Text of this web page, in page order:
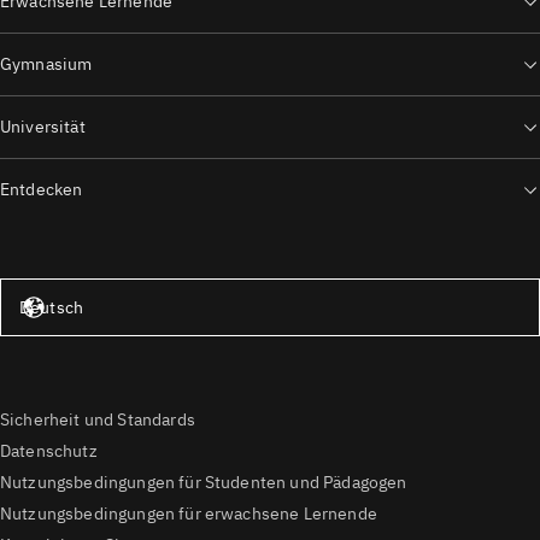
Gymnasium
Universität
Entdecken
Deutsch
Sicherheit und Standards
Datenschutz
Nutzungsbedingungen für Studenten und Pädagogen
Nutzungsbedingungen für erwachsene Lernende